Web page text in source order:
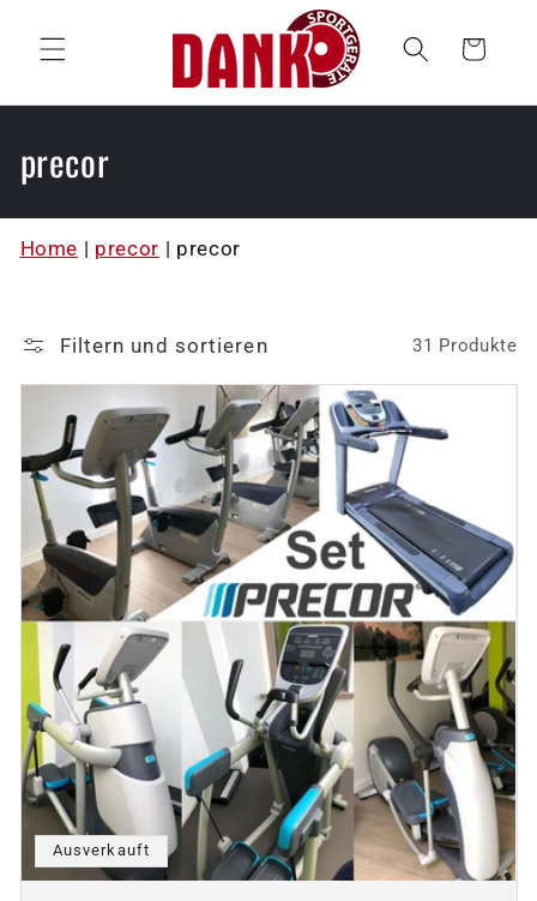
Inhalt
Warenkorb
K
a
t
g
o
r
i
:
precor
Home | precor | precor
Filtern und sortieren 31 Produkte
Ausverkauft